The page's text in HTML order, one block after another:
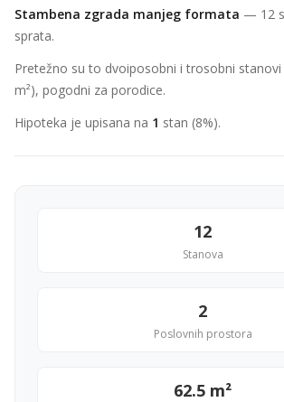
Stambena zgrada manjeg formata — 12
sprata.
Pretežno su to dvoiposobni i trosobni stanovi
m²), pogodni za porodice.
Hipoteka je upisana na 1 stan (8%).
12
Stanova
2
Poslovnih prostora
62.5 m²